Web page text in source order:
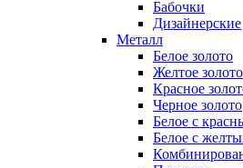
Бабочки
Дизайнерские
Металл
Белое золото
Желтое золото
Красное
Черное золото
Белое с
Белое с